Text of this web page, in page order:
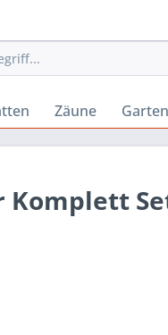
Zäune
Komplett